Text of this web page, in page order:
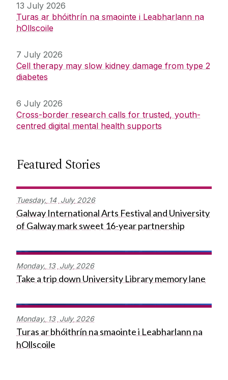
13 July 2026
Turas ar bhóithrín na smaointe i Leabharlann na
hOllscoile
7 July 2026
Cell therapy may slow kidney damage from type 2
diabetes
6 July 2026
Cross-border research calls for trusted, youth-
centred digital mental health supports
Featured Stories
Tuesday, 14 July 2026
Galway International Arts Festival and University
of Galway mark sweet 16-year partnership
Monday, 13 July 2026
Take a trip down University Library memory lane
Monday, 13 July 2026
Turas ar bhóithrín na smaointe i Leabharlann na
hOllscoile